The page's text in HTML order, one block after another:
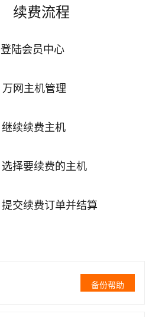
续费流程
登陆会员中心
万网主机管理
继续续费主机
选择要续费的主机
提交续费订单并结算
备份帮助